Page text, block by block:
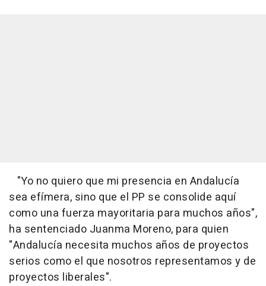
"Yo no quiero que mi presencia en Andalucía
sea efímera, sino que el PP se consolide aquí
como una fuerza mayoritaria para muchos años",
ha sentenciado Juanma Moreno, para quien
"Andalucía necesita muchos años de proyectos
serios como el que nosotros representamos y de
proyectos liberales".